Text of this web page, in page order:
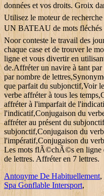
données et vos droits. Groix
Utilisez le moteur de
UN BATEAU de mots fléchés
Noor conteste le travail des
chaque case et de trouver le
ligne et vous divertir en
de.Affréter un navire à tant
par nombre de
que parfait du subjonctif,Voir
verbe affréter à tous les
affréter à l'imparfait de
l'indicatif,Conjugaison du
affréter au présent du
subjonctif,Conjugaison du
l'impératif,Conjugaison du
Les mots flÃ©chÃ©s en ligne
de lettres. Affréter en 7 lettres.
Antonyme De Habituellement,
Spa Gonflable Intersport,